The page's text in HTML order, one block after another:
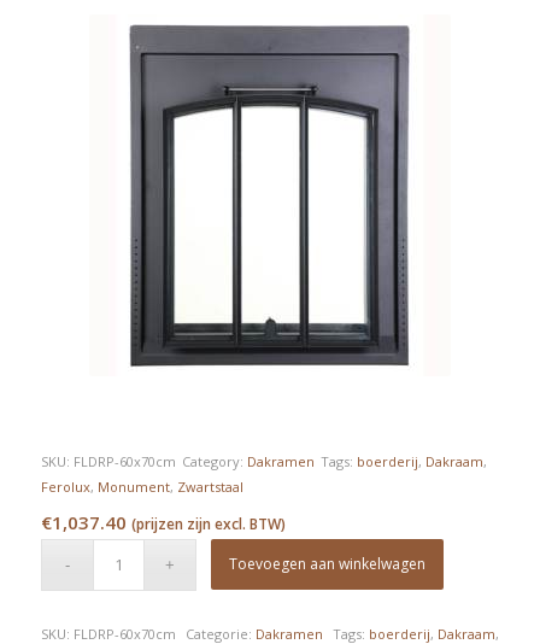
SKU: FLDRP-60x70cm Category: Dakramen Tags: boerderij, Dakraam,
Ferolux, Monument, Zwartstaal
€1,037.40 (prijzen zijn excl. BTW)
Toevoegen aan winkelwagen
SKU: FLDRP-60x70cm Categorie: Dakramen Tags: boerderij, Dakraam,